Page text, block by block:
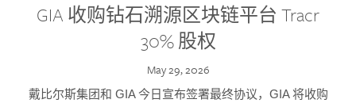
GIA 收购钻石溯源区块链平台 Tracr
30% 股权
May 29, 2026
戴比尔斯集团和 GIA 今日宣布签署最终协议，GIA 将收购